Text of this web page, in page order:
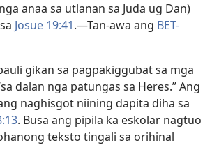
anaa sa utlanan sa Juda ug Dan)
Josue 19:41.​—Tan-awa ang BET-
gikan sa pagpakiggubat sa mga
dalan nga patungas sa Heres.” Ang
naghisgot niining dapita diha sa
. Busa ang pipila ka eskolar nagtuo
teksto tingali sa orihinal